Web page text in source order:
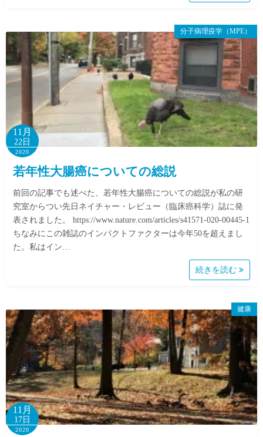
分子病理疫学（MPE）
11月
22日
2020
若年性大腸癌についての総説
前回の記事でも述べた、若年性大腸癌についての総説が私の研
究室からつい先日ネイチャー・レビュー（臨床癌科学）誌に発
表されました。 https://www.nature.com/articles/s41571-020-00445-1
ちなみにこの雑誌のインパクトファクターは今年50を超えまし
た。私はイン…
続きを読む
健康
11月
17日
2020